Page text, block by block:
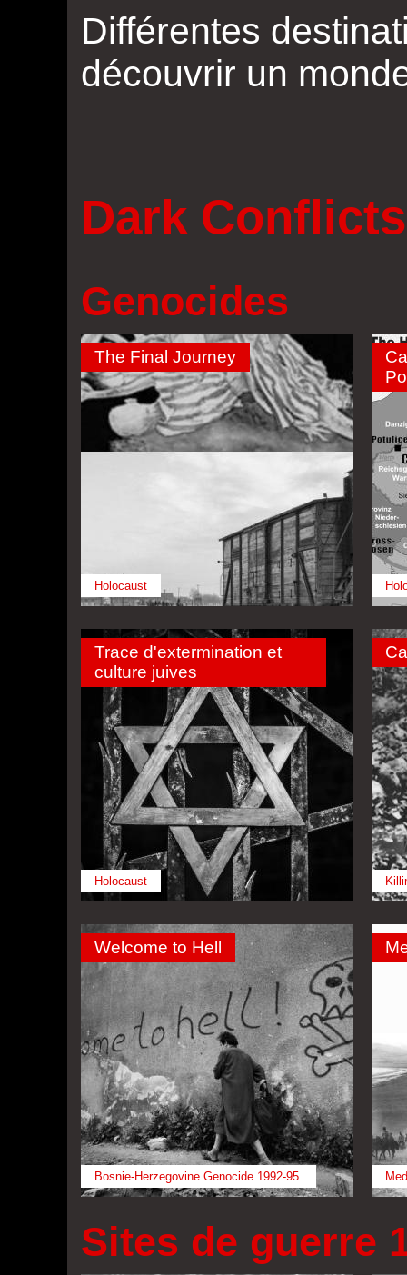
Différentes
découvrir un
Dark Conflicts
Genocides
Holocaust
The Final Journey
Holocaust
Trace d'extermination et
culture juives
Bosnie-Herzegovine Genocide 1992-95.
Welcome to Hell
Sites de guerre